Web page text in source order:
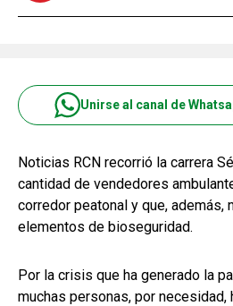
Unirse al canal de
Noticias RCN recorrió la carrera
cantidad de vendedores
corredor peatonal y que, además,
elementos de bioseguridad.
Por la crisis que ha generado la
muchas personas, por necesidad,